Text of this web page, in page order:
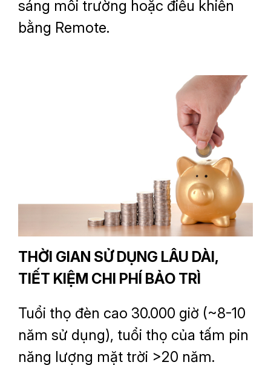
sáng môi trường hoặc điều khiển
bằng Remote.
THỜI GIAN SỬ DỤNG LÂU DÀI,
TIẾT KIỆM CHI PHÍ BẢO TRÌ
Tuổi thọ đèn cao 30.000 giờ (~8-10
năm sử dụng), tuổi thọ của tấm pin
năng lượng mặt trời >20 năm.